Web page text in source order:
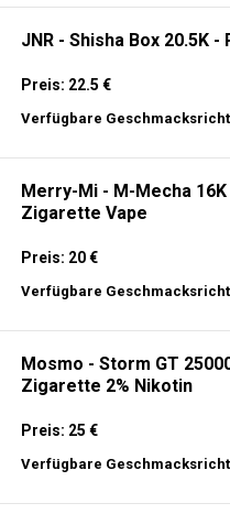
JNR - Shisha Box 20.5K -
Preis: 22.5 €
Verfügbare
Merry-Mi - M-Mecha 16K
Zigarette Vape
Preis: 20 €
Verfügbare
Mosmo - Storm GT
Zigarette 2% Nikotin
Preis: 25 €
Verfügbare